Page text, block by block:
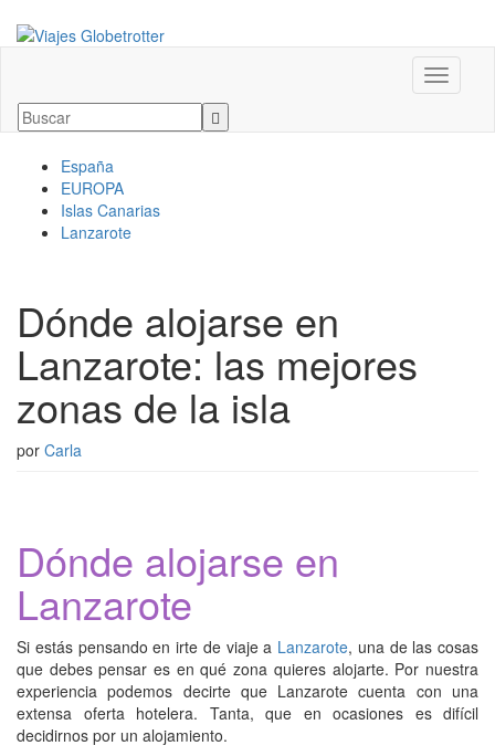
España
EUROPA
Islas Canarias
Lanzarote
Dónde alojarse en
Lanzarote: las mejores
zonas de la isla
por Carla
Dónde alojarse en
Lanzarote
Si estás pensando en irte de viaje a Lanzarote, una de las cosas
que debes pensar es en qué zona quieres alojarte. Por nuestra
experiencia podemos decirte que Lanzarote cuenta con una
extensa oferta hotelera. Tanta, que en ocasiones es difícil
decidirnos por un alojamiento.